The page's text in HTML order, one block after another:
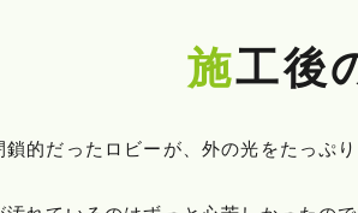
施工
的だったロビーが、外の光をたっぷ